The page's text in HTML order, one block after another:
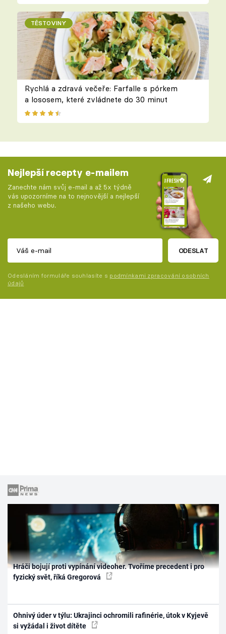
TĚSTOVINY
Rychlá a zdravá večeře: Farfalle s pórkem
a lososem, které zvládnete do 30 minut
Nejlepší recepty e-mailem
Zanechte nám svůj e-mail a až 5x týdně
vás upozorníme na to nejnovější a nejlepší
z našeho webu.
ODESLAT
Odesláním formuláře souhlasíte s podmínkami zpracování osobních
údajů
Hráči bojují proti vypínání videoher. Tvoříme precedent i pro
fyzický svět, říká Gregorová
Ohnivý úder v týlu: Ukrajinci ochromili rafinérie, útok v Kyjevě
si vyžádal i život dítěte